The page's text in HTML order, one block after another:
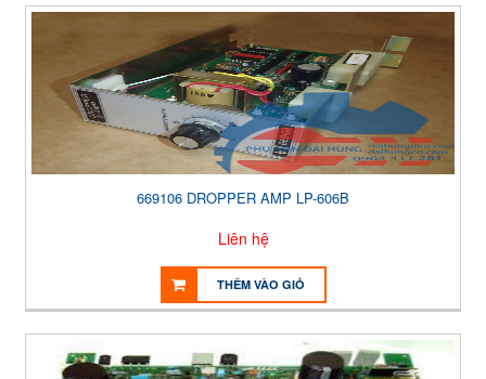
669106 DROPPER AMP LP-606B
Liên hệ
THÊM VÀO GIỎ